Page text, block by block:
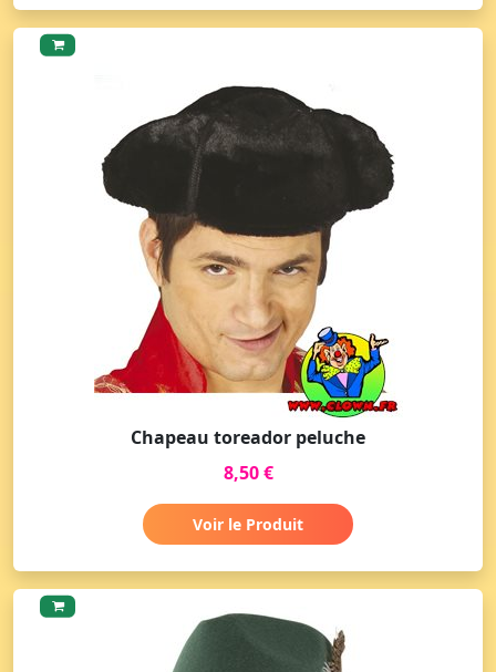
Chapeau toreador peluche
8,50 €
Voir le Produit